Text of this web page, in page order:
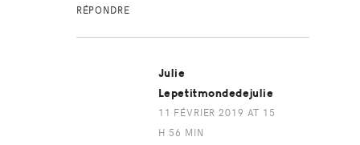
RÉPONDRE
Julie
Lepetitmondedejulie
11 FÉVRIER 2019 AT 15
H 56 MIN